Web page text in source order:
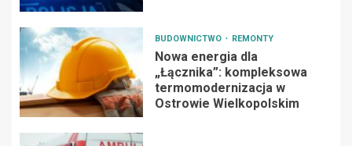
BUDOWNICTWO REMONTY
Nowa energia dla
„Łącznika”: kompleksowa
termomodernizacja w
Ostrowie Wielkopolskim